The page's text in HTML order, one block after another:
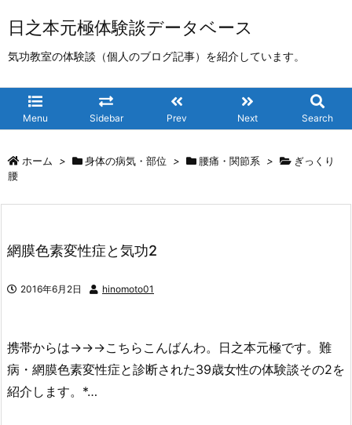
日之本元極体験談データベース
気功教室の体験談（個人のブログ記事）を紹介しています。
Menu Sidebar Prev Next Search
ホーム > 身体の病気・部位 > 腰痛・関節系 >
ぎっくり
腰
網膜色素変性症と気功2
2016年6月2日 hinomoto01
携帯からは→→→こちらこんばんわ。日之本元極です。難
病・網膜色素変性症と診断された39歳女性の体験談その2を
紹介します。*…